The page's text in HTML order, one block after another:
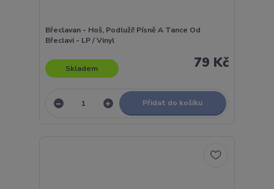
Břeclavan - Hoš, Podluží! Písně A Tance Od
Břeclavi - LP / Vinyl
79 Kč
Skladem
Přidat do košíku